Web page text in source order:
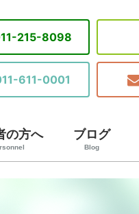
215-8098
611-0001
の方へ ブログ
Blog